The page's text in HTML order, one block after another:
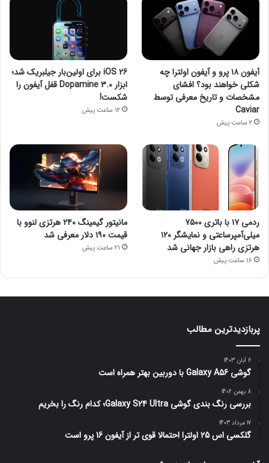
آیفون ۱۸ پرو و آیفون اولترا چه
شکلی خواهند بود؟ افشای
مشخصات و تاریخ معرفی توسط
Caviar
2 ساعت پیش
iOS 26 برای اولین‌بار جیلبریک شد؛
ابزار Dopamine 3.0 قفل آیفون را
شکست!
12 ساعت پیش
ردمی ۱۷ با باتری ۷۵۰۰
میلی‌آمپرساعتی و نمایشگر ۱۲۰
هرتزی راهی بازار جهانی شد
16 ساعت پیش
مانیتور گیمینگ ۲۴۰ هرتزی لنوو با
قیمت ۱۹۰ دلار معرفی شد
21 ساعت پیش
پربازدیدترین مطالب
6 آبان 1403
گوشی Galaxy A56 با دوربین بهتر همراه است
8 بهمن 1402
بررسی رنگ بندی گوشی Galaxy S24 Ultra؛ کدام رنگ را بخریم
17 مرداد 1403
گلکسی اس 25 اولترا احتمالا قوی تر از آیفون 16 پرو است